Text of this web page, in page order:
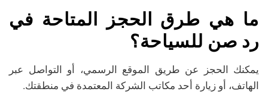
ما هي طرق الحجز المتاحة في
رد صن للسياحة؟
يمكنك الحجز عن طريق الموقع الرسمي، أو التواصل عبر
الهاتف، أو زيارة أحد مكاتب الشركة المعتمدة في منطقتك.